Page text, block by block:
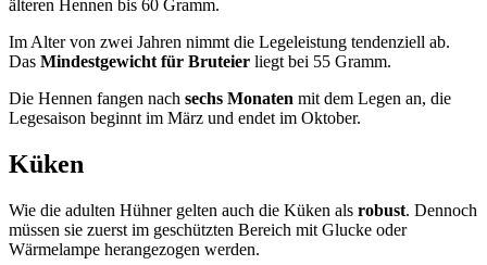
älteren Hennen bis 60 Gramm.
Im Alter von zwei Jahren nimmt die Legeleistung tendenziell ab.
Das Mindestgewicht für Bruteier liegt bei 55 Gramm.
Die Hennen fangen nach sechs Monaten mit dem Legen an, die
Legesaison beginnt im März und endet im Oktober.
Küken
Wie die adulten Hühner gelten auch die Küken als robust. Dennoch
müssen sie zuerst im geschützten Bereich mit Glucke oder
Wärmelampe herangezogen werden.